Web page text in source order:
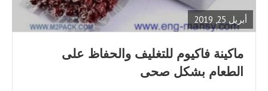
أبريل 25, 2019
POST
ماكينة فاكيوم للتغليف والحفاظ على
الطعام بشكل صحى